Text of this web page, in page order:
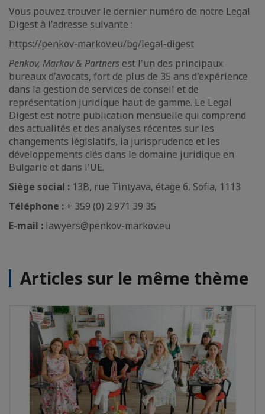
Vous pouvez trouver le dernier numéro de notre Legal
Digest à l'adresse suivante :
https://penkov-markov.eu/bg/legal-digest
Penkov, Markov & Partners est l'un des principaux
bureaux d'avocats, fort de plus de 35 ans d'expérience
dans la gestion de services de conseil et de
représentation juridique haut de gamme. Le Legal
Digest est notre publication mensuelle qui comprend
des actualités et des analyses récentes sur les
changements législatifs, la jurisprudence et les
développements clés dans le domaine juridique en
Bulgarie et dans l'UE.
Siège social : 13B, rue Tintyava, étage 6, Sofia, 1113
Téléphone : + 359 (0) 2 971 39 35
E-mail : lawyers@penkov-markov.eu
Articles sur le même thème